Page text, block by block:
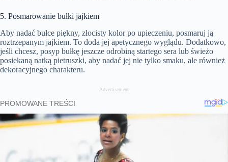
5. Posmarowanie bułki jajkiem
Aby nadać bułce piękny, złocisty kolor po upieczeniu, posmaruj ją
roztrzepanym jajkiem. To doda jej apetycznego wyglądu. Dodatkowo,
jeśli chcesz, posyp bułkę jeszcze odrobiną startego sera lub świeżo
posiekaną natką pietruszki, aby nadać jej nie tylko smaku, ale również
dekoracyjnego charakteru.
Advertisement